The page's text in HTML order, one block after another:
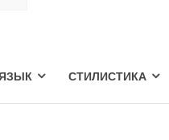
СТИЛИСТИКА